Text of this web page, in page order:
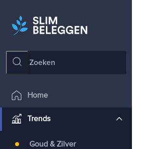
Home
Trends
Goud & Zilver